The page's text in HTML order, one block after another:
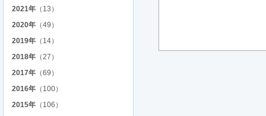
2021年 （13）
2020年 （49）
2019年 （14）
2018年 （27）
2017年 （69）
2016年 （100）
2015年 （106）